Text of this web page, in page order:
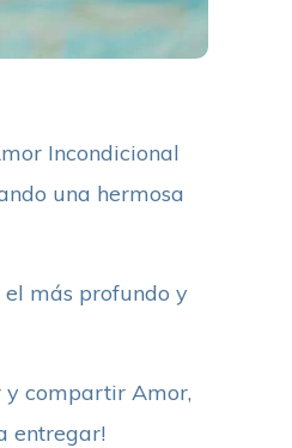
Incondicional
una hermosa
el más profundo y
y compartir Amor,
entregar!